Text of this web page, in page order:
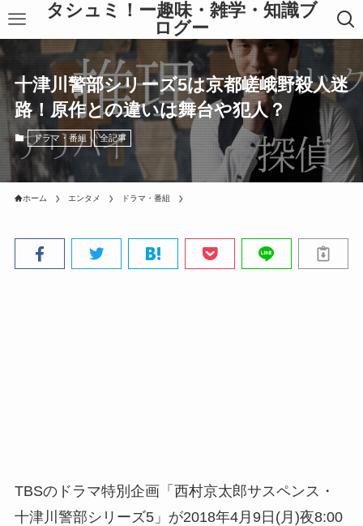
タシュミ！ー趣味・雑学・知識ブ
ログー
十津川警部シリーズ5は京都嵯峨野殺人迷
路！原作との違いは舞台や犯人？
ドラマ・番組 全記事
ホーム エンタメ ドラマ・番組
TBSのドラマ特別企画「西村京太郎サスペンス・
十津川警部シリーズ5」が2018年4月9日(月)夜8:00